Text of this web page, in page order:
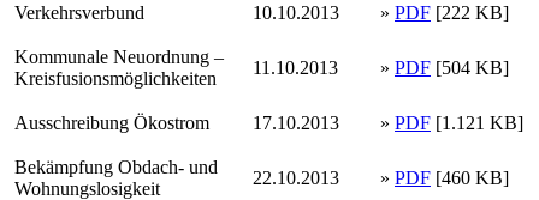
Verkehrsverbund 10.10.2013 » PDF [222 KB]
Kommunale Neuordnung –
Kreisfusionsmöglichkeiten
11.10.2013 » PDF [504 KB]
Ausschreibung Ökostrom 17.10.2013 » PDF [1.121 KB]
Bekämpfung Obdach- und
Wohnungslosigkeit
22.10.2013 » PDF [460 KB]